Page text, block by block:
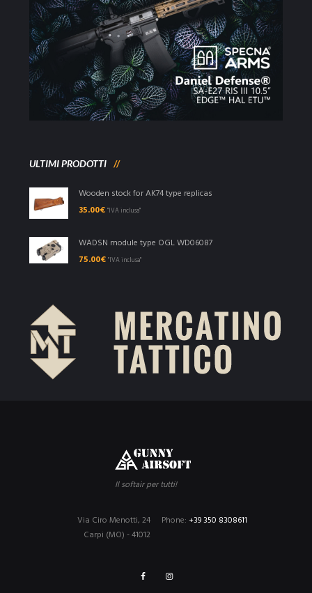
ULTIMI PRODOTTI
Wooden stock for AK74 type replicas
35.00€ "IVA inclusa"
WADSN module type OGL WD06087
75.00€ "IVA inclusa"
Il softair per tutti!
Phone: +39 350 8308611
Via Ciro Menotti, 24
Carpi (MO) - 41012